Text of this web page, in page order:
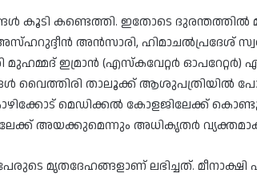
കൂടി കണ്ടെത്തി. ഇതോടെ
അന്‍സാരി, ഹിമാചല്‍പ്രദേശ്
മുഹമ്മദ് ഇമ്രാന്‍ (എസ്‌കവേറ്റര്‍ ഓപറേറ്റര്‍)
വൈത്തിരി താലൂക്ക് ആശുപത്രിയില്‍
മെഡിക്കല്‍ കോളജിലേക്ക്
അയക്കുമെന്നും അധികൃതര്‍
മൃതദേഹങ്ങളാണ് ലഭിച്ചത്. മീനാക്ഷി